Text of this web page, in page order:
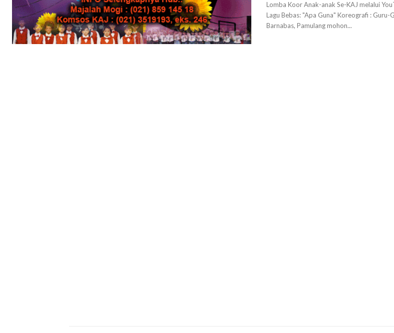
Lomba Koor Anak-anak Se-KAJ melalui
Lagu Bebas: "Apa Guna" Koreografi : Guru-
Barnabas, Pamulang mohon...